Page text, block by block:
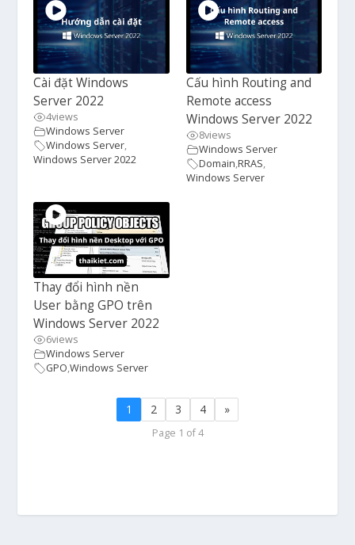
Cài đặt Windows
Server 2022
4views
Windows Server
Windows Server,
Windows Server 2022
Cấu hình Routing and
Remote access
Windows Server 2022
8views
Windows Server
Domain,RRAS,
Windows Server
Thay đổi hình nền
User bằng GPO trên
Windows Server 2022
6views
Windows Server
GPO,Windows Server
1 2 3 4 »
Page 1 of 4